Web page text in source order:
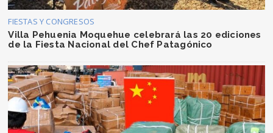
FIESTAS Y CONGRESOS
Villa Pehuenia Moquehue celebrará las 20 ediciones
de la Fiesta Nacional del Chef Patagónico